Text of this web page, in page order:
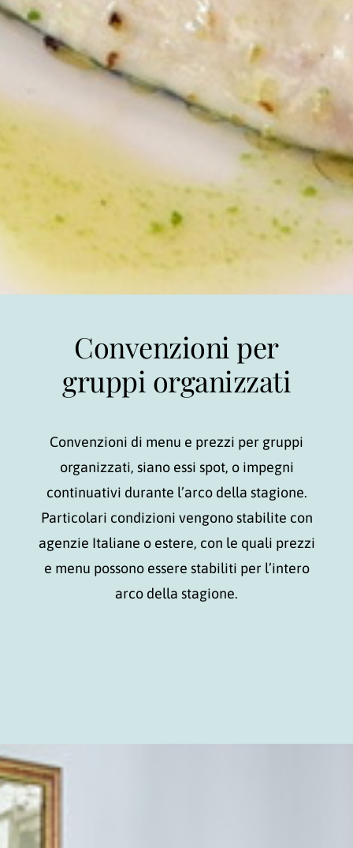
Convenzioni per
gruppi organizzati
Convenzioni di menu e prezzi per gruppi
organizzati, siano essi spot, o impegni
continuativi durante l’arco della stagione.
Particolari condizioni vengono stabilite con
agenzie Italiane o estere, con le quali prezzi
e menu possono essere stabiliti per l’intero
arco della stagione.